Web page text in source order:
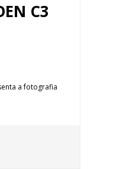
C3
a fotografia